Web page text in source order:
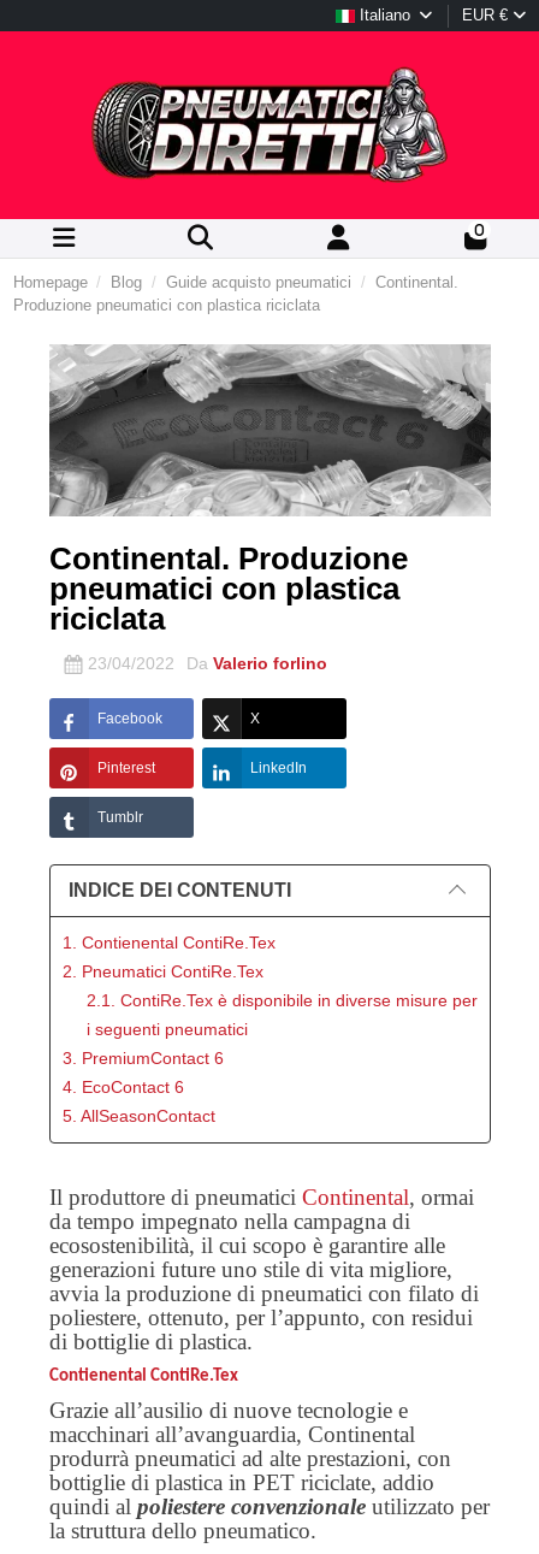
Italiano EUR €
0
Homepage Blog Guide acquisto pneumatici
Continental.
Produzione pneumatici con plastica riciclata
Continental. Produzione
pneumatici con plastica
riciclata
23/04/2022 Da Valerio forlino
Facebook X
Pinterest LinkedIn
Tumblr
INDICE DEI CONTENUTI
1. Contienental ContiRe.Tex
2. Pneumatici ContiRe.Tex
2.1. ContiRe.Tex è disponibile in diverse misure per
i seguenti pneumatici
3. PremiumContact 6
4. EcoContact 6
5. AllSeasonContact
Il produttore di pneumatici Continental, ormai
da tempo impegnato nella campagna di
ecosostenibilità, il cui scopo è garantire alle
generazioni future uno stile di vita migliore,
avvia la produzione di pneumatici con filato di
poliestere, ottenuto, per l’appunto, con residui
di bottiglie di plastica.
Contienental ContiRe.Tex
Grazie all’ausilio di nuove tecnologie e
macchinari all’avanguardia, Continental
produrrà pneumatici ad alte prestazioni, con
bottiglie di plastica in PET riciclate, addio
quindi al poliestere convenzionaleutilizzato per
la struttura dello pneumatico.